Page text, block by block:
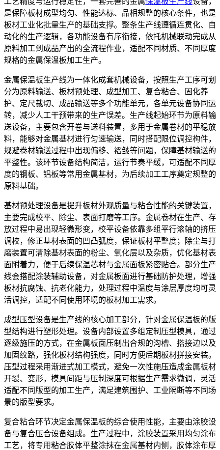
是保障板材成型均匀、性能达标、品相规整的核心条件，也是
板材工业化批量生产的基础支撑。整条生产线遵循连贯化、自
动化的生产逻辑，各功能设备有序衔接，依托机械联动完成从
原料加工到成品产出的全流程作业，适配不同材质、不同厚度
规格的金属保温板加工生产。
金属保温板生产线为一体化成套机械设备，按照生产工序可划
分为原料输送、板材预处理、成型加工、复合粘合、固化养
护、定尺裁切、成品输送等多个功能单元，各单元设备协同运
转，减少人工干预带来的生产误差。生产线起始环节为原料输
送设备，主要包含开卷与送料装置，多用于金属卷材的平稳放
料，能够对金属基材进行匀速输送，同时搭配限位调控构件，
规避卷材输送过程中出现偏移、褶皱等问题，保障基材输送的
平整性。该环节设备结构简洁，运行节奏平缓，可适配不同厚
度的钢板、铝板等常用金属基材，为后续加工工序奠定规整的
原料基础。
基材预处理设备是提升板材外观质量与粘合性能的关键装置，
主要完成校平、除尘、表面打磨等工序。金属卷材在生产、存
放过程中易出现轻微形变，校平设备依靠多组平行滚轴的挤压
调校，修正基材表面的凹凸弧度，保证板材平整度；除尘与打
磨装置可清除基材表面的粉尘、氧化层以及杂质，优化基材表
面附着力，便于后续保温芯材与金属面板紧密贴合。部分生产
线会搭配涂装辅助设备，对金属板面进行基础防护处理，增强
板材抗腐蚀、抗老化能力，处理过程中温度与涂层厚度均可灵
活调控，适配不同使用环境的板材加工需求。
成型压型设备是生产线的核心加工部分，针对金属保温板的版
型结构进行塑形处理。设备内部设置多组定制压型模具，通过
逐级施压的方式，在金属板面压制出合规的沟槽、搭接边以及
加固纹路，强化板材结构强度，同时方便后期板材拼接安装。
压型过程采用渐进式加工模式，避免一次性施压造成金属板材
开裂、变形，模具间距与压制深度可根据生产需求微调，灵活
适配不同版型的加工生产，满足建筑围护、工业隔断等不同场
景的版型要求。
复合粘合环节决定金属保温板的综合使用性能，主要由涂胶设
备与复合压合设备组成。生产过程中，涂胶装置采用均匀涂布
工艺，将专用粘合胶体平整涂抹在金属基材内侧，胶体涂布厚